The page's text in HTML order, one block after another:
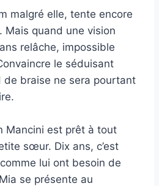
malgré elle, tente encore
Mais quand une vision
relâche, impossible
le séduisant
de braise ne sera pourtant
Mancini est prêt à tout
sœur. Dix ans, c’est
lui ont besoin de
se présente au